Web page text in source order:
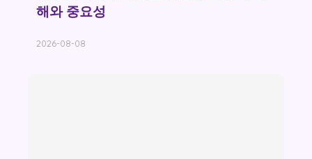
해와 중요성
2026-08-08